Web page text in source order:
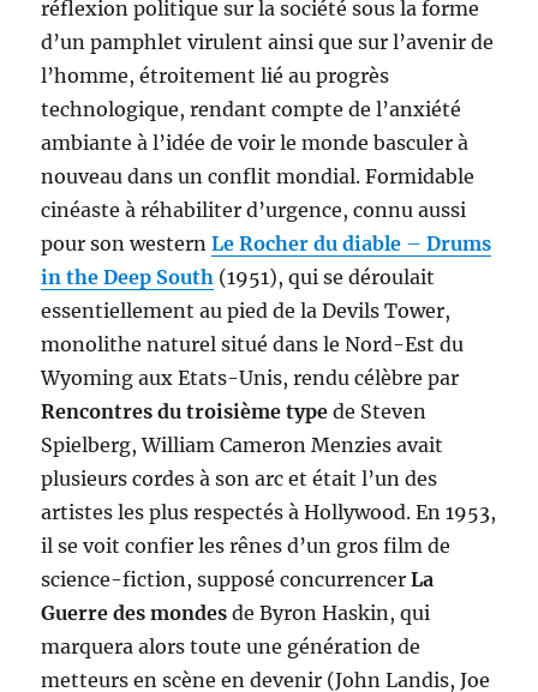
réflexion politique sur la société sous la forme
d’un pamphlet virulent ainsi que sur l’avenir de
l’homme, étroitement lié au progrès
technologique, rendant compte de l’anxiété
ambiante à l’idée de voir le monde basculer à
nouveau dans un conflit mondial. Formidable
cinéaste à réhabiliter d’urgence, connu aussi
pour son westernLe Rocher du diable –Drums
in the Deep South (1951), qui se déroulait
essentiellement au pied de la Devils Tower,
monolithe naturel situé dans le Nord-Est du
Wyoming aux Etats-Unis, rendu célèbre par
Rencontres du troisième type de Steven
Spielberg, William Cameron Menzies avait
plusieurs cordes à son arc et était l’un des
artistes les plus respectés à Hollywood. En 1953,
il se voit confier les rênes d’un gros film de
science-fiction, supposé concurrencerLa
Guerre des mondes de Byron Haskin, qui
marquera alors toute une génération de
metteurs en scène en devenir (John Landis, Joe